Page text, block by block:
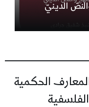
الدينيّ
الحكمية